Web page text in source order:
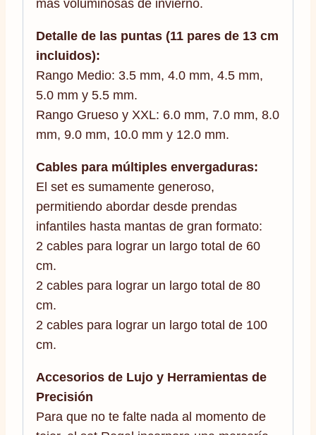
más voluminosas de invierno.
Detalle de las puntas (11 pares de 13 cm
incluidos):
Rango Medio: 3.5 mm, 4.0 mm, 4.5 mm,
5.0 mm y 5.5 mm.
Rango Grueso y XXL: 6.0 mm, 7.0 mm, 8.0
mm, 9.0 mm, 10.0 mm y 12.0 mm.
Cables para múltiples envergaduras:
El set es sumamente generoso,
permitiendo abordar desde prendas
infantiles hasta mantas de gran formato:
2 cables para lograr un largo total de 60
cm.
2 cables para lograr un largo total de 80
cm.
2 cables para lograr un largo total de 100
cm.
Accesorios de Lujo y Herramientas de
Precisión
Para que no te falte nada al momento de